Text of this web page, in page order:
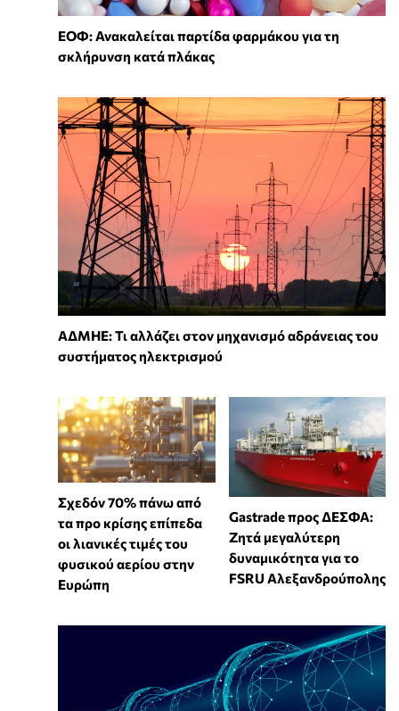
ΕΟΦ: Ανακαλείται παρτίδα φαρμάκου για τη
σκλήρυνση κατά πλάκας
ΑΔΜΗΕ: Τι αλλάζει στον μηχανισμό αδράνειας του
συστήματος ηλεκτρισμού
Σχεδόν 70% πάνω από
τα προ κρίσης επίπεδα
οι λιανικές τιμές του
φυσικού αερίου στην
Ευρώπη
Gastrade προς ΔΕΣΦΑ:
Ζητά μεγαλύτερη
δυναμικότητα για το
FSRU Αλεξανδρούπολης